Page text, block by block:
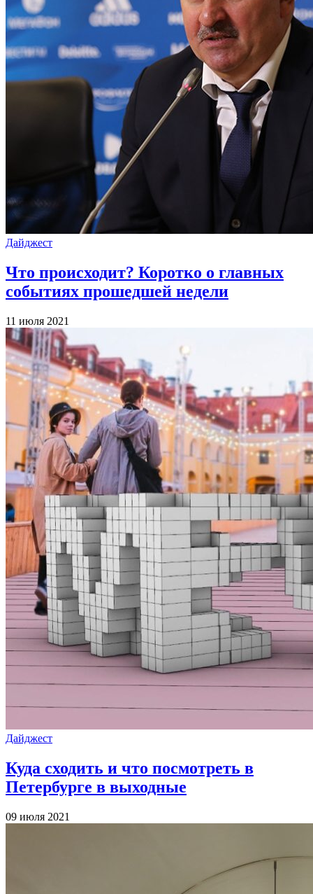
Дайджест
Что происходит? Коротко о главных
событиях прошедшей недели
11 июля 2021
Дайджест
Куда сходить и что посмотреть в
Петербурге в выходные
09 июля 2021